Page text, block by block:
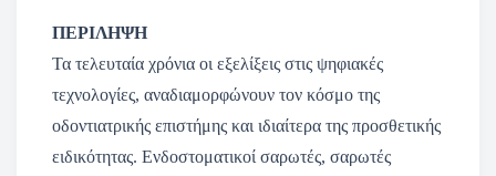
ΠΕΡΙΛΗΨΗ
Τα τελευταία χρόνια οι εξελίξεις στις ψηφιακές
τεχνολογίες, αναδιαμορφώνουν τον κόσμο της
οδοντιατρικής επιστήμης και ιδιαίτερα της προσθετικής
ειδικότητας. Ενδοστοματικοί σαρωτές, σαρωτές